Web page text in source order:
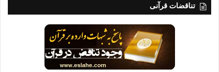
تناقضات قرآنی